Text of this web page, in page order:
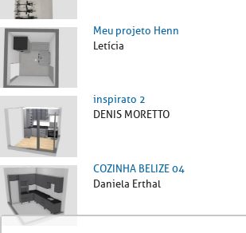
Meu projeto Henn
Letícia
inspirato 2
DENIS MORETTO
COZINHA BELIZE 04
Daniela Erthal